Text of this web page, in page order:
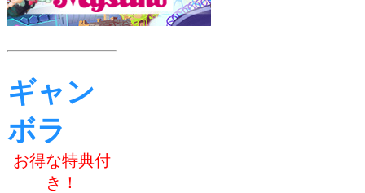
ギャン
ボラ
お得な特典付
き！